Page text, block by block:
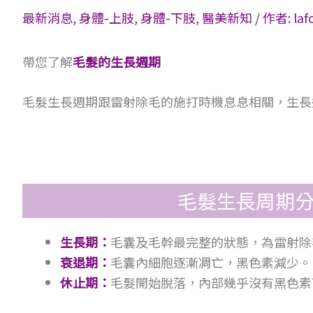
最新消息,身體-上肢,身體-下肢,醫美新知 / 作者:
帶您了解毛髮的生長週期
毛髮生長週期跟雷射除毛的施打時機息息相關，生
毛髮生長周期
生長期： 毛囊及毛幹最完整的狀態，為雷射
衰退期： 毛囊內細胞逐漸凋亡，黑色素減少。
休止期： 毛髮開始脫落，內部幾乎沒有黑色